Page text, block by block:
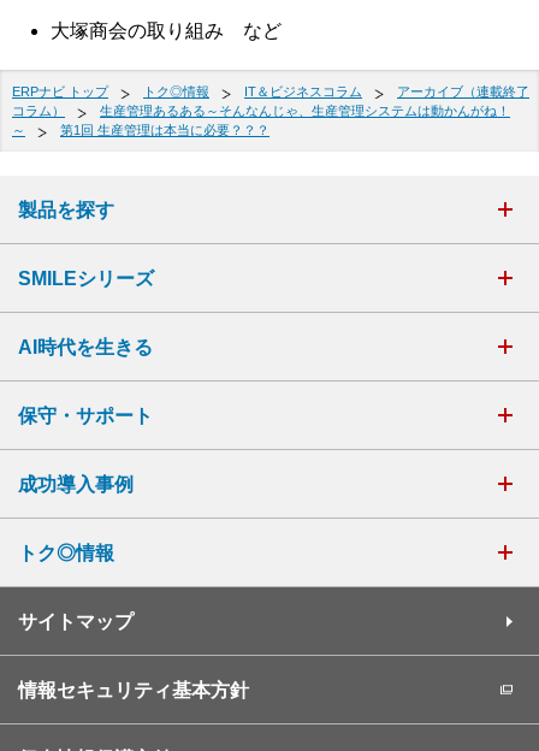
大塚商会の取り組み など
ERPナビ トップ トク◎情報 IT＆ビジネスコラム
アーカイブ（連載終了
コラム）
生産管理あるある～そんなんじゃ、生産管理システムは動かんがね！
～
第1回 生産管理は本当に必要？？？
製品を探す
SMILEシリーズ
AI時代を生きる
保守・サポート
成功導入事例
トク◎情報
サイトマップ
情報セキュリティ基本方針